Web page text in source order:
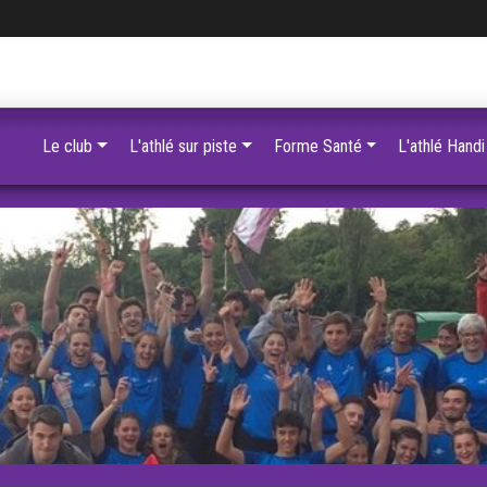
Le club L'athlé sur piste Forme Santé L'athlé Handi